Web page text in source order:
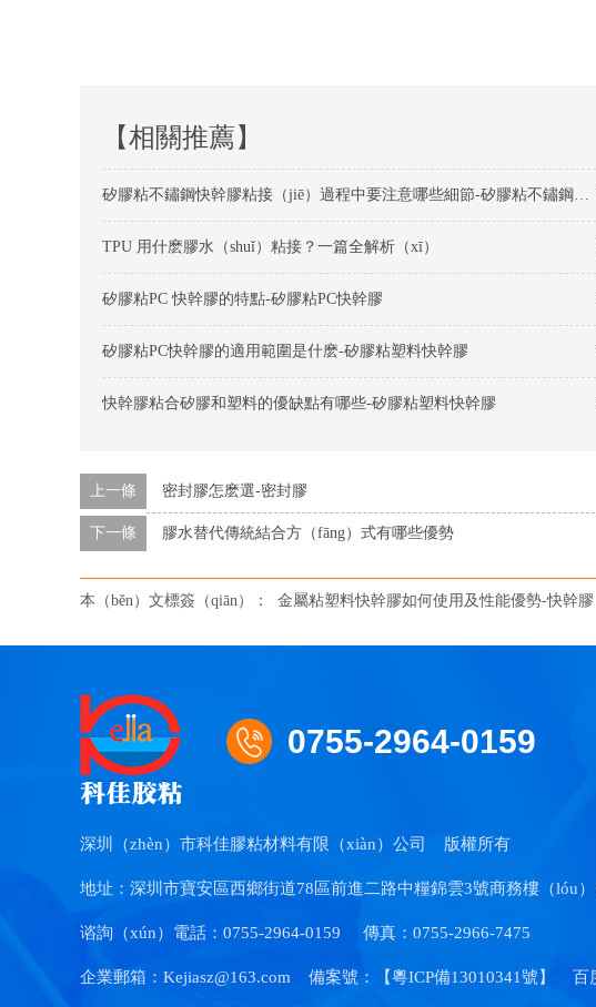
【相關推薦】
矽膠粘不鏽鋼快幹膠粘接（jiē）過程中要注意哪些細節-矽膠粘不鏽鋼快幹膠
TPU 用什麽膠水（shuǐ）粘接？一篇全解析（xī）
矽膠粘PC 快幹膠的特點-矽膠粘PC快幹膠
矽膠粘PC快幹膠的適用範圍是什麽-矽膠粘塑料快幹膠
快幹膠粘合矽膠和塑料的優缺點有哪些-矽膠粘塑料快幹膠
上一條 密封膠怎麽選-密封膠
下一條 膠水替代傳統結合方（fāng）式有哪些優勢
本（běn）文標簽（qiān）： 金屬粘塑料快幹膠如何使用及性能優勢-快幹膠
0755-2964-0159
深圳（zhèn）市科佳膠粘材料有限（xiàn）公司 版權所有
地址：深圳市寶安區西鄉街道78區前進二路中糧錦雲3號商務樓（lóu
谘詢（xún）電話：0755-2964-0159 傳真：0755-2966-7475
企業郵箱：Kejiasz@163.com 備案號：【粵ICP備13010341號 】 百